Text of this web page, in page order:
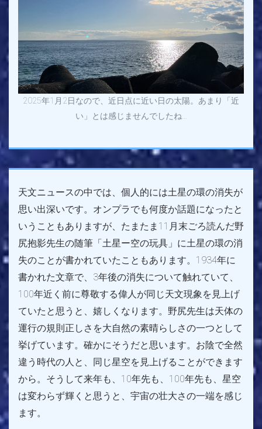
2025年1月2日なので、近日点に近い日の太陽。あまり「近
い」とは感じませんでしたね…
天文ニュースの中では、個人的には土星の環の消失が
思い出深いです。オンプラでも何度か話題になったと
いうこともありますが、たまたま11月末ごろ読んだ野
尻抱影先生の随筆「土星ー空の玩具」に土星の環の消
失のことが書かれていたこともあります。1934年に
書かれた文章で、3年後の消失について触れていて、
100年近く前に尊敬する偉人が同じ天文現象を見上げ
ていたと思うと、嬉しくなります。野尻先生は天体の
運行の規則正しさを大自然の素晴らしさの一つとして
挙げています。確かにそうだと思います。お陰で全然
違う時代の人と、同じ星空を見上げることができます
から。そうして来年も、10年先も、100年先も、星空
は変わらず輝くと思うと、宇宙の壮大さの一端を感じ
ます。